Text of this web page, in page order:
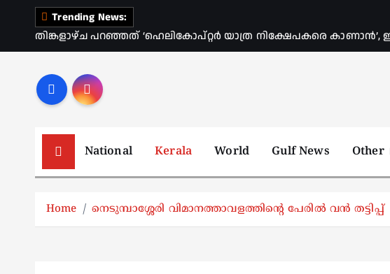
Trending News:
തിങ്കളാഴ്ച പറഞ്ഞത് ‘ഹെലികോപ്റ്റർ യാത്ര നിക്ഷേപകരെ
National Kerala World Gulf News Other
Home നെടുമ്പാശ്ശേരി വിമാനത്താവളത്തിന്റെ പേരിൽ വൻ തട്ടിപ്പ്